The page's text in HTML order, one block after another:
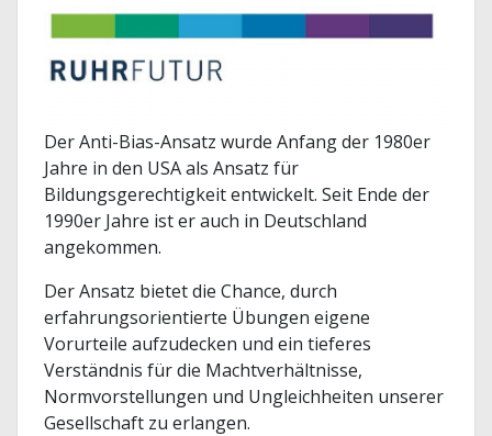
Der Anti-Bias-Ansatz wurde Anfang der 1980er
Jahre in den USA als Ansatz für
Bildungsgerechtigkeit entwickelt. Seit Ende der
1990er Jahre ist er auch in Deutschland
angekommen.
Der Ansatz bietet die Chance, durch
erfahrungsorientierte Übungen eigene
Vorurteile aufzudecken und ein tieferes
Verständnis für die Machtverhältnisse,
Normvorstellungen und Ungleichheiten unserer
Gesellschaft zu erlangen.